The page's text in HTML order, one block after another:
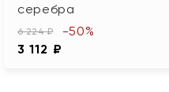
серебра
6 224 ₽
3 112 ₽
-50%